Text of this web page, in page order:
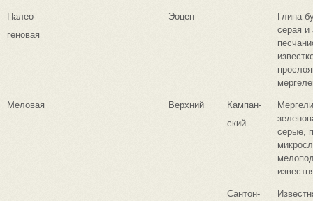
Палео-
геновая
Эоцен
Глина
серая и
Меловая Верхний
Кампан-
ский
серые,
Сантон-